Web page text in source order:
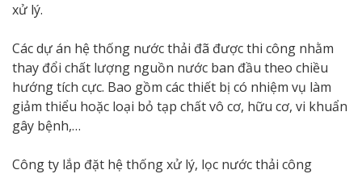
xử lý.
Các dự án hệ thống nước thải đã được thi công nhằm
thay đổi chất lượng nguồn nước ban đầu theo chiều
hướng tích cực. Bao gồm các thiết bị có nhiệm vụ làm
giảm thiểu hoặc loại bỏ tạp chất vô cơ, hữu cơ, vi khuẩn
gây bệnh,…
Công ty lắp đặt hệ thống xử lý, lọc nước thải công